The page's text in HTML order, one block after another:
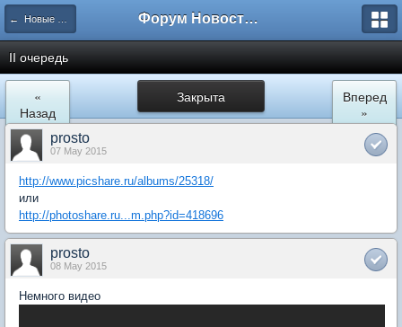
← Новые Водники Форум Новостройки
II очередь
Закрыта
«
Назад
Вперед
»
prosto
07 May 2015
http://www.picshare.ru/albums/25318/
или
http://photoshare.ru...m.php?id=418696
prosto
08 May 2015
Немного видео